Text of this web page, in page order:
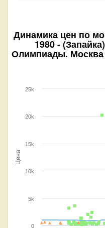
Динамика цен по
1980 -
Олимпиады. Москва
Цена
0
5k
10k
15k
20k
25k